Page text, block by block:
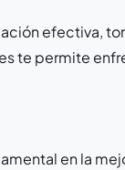
efectiva,
te permite
en la